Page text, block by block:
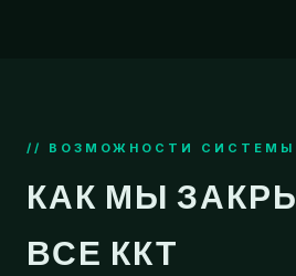
// ВОЗМОЖНОСТИ СИСТЕМЫ
КАК МЫ
ВСЕ ККТ